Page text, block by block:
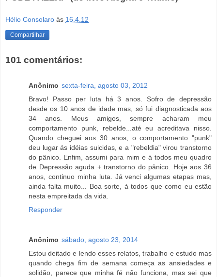
Hélio Consolaro às 16.4.12
Compartilhar
101 comentários:
Anônimo sexta-feira, agosto 03, 2012
Bravo! Passo per luta há 3 anos. Sofro de depressão
desde os 10 anos de idade mas, só fui diagnosticada aos
34 anos. Meus amigos, sempre acharam meu
comportamento punk, rebelde...até eu acreditava nisso.
Quando cheguei aos 30 anos, o comportamento "punk"
deu lugar ás idéias suicidas, e a "rebeldia" virou transtorno
do pânico. Enfim, assumi para mim e á todos meu quadro
de Depressão aguda + transtorno do pânico. Hoje aos 36
anos, continuo minha luta. Já venci algumas etapas mas,
ainda falta muito... Boa sorte, à todos que como eu estão
nesta empreitada da vida.
Responder
Anônimo sábado, agosto 23, 2014
Estou deitado e lendo esses relatos, trabalho e estudo mas
quando chega fim de semana começa as ansiedades e
solidão, parece que minha fé não funciona, mas sei que